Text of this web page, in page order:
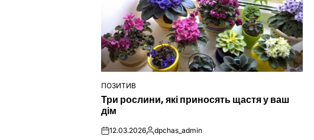
ОПУБЛІКУВАТИ
ПОЗИТИВ
Три рослини, які приносять щастя у ваш
дім
on12.03.2026Опубліковано
dpchas_admin